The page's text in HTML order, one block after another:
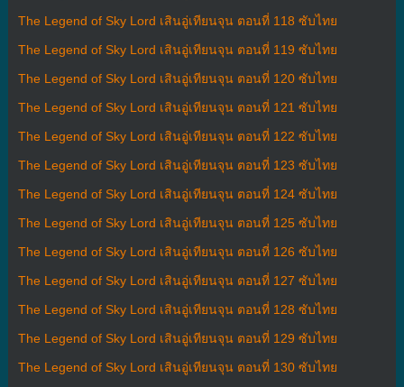
The Legend of Sky Lord เสินอู่เทียนจุน ตอนที่ 118 ซับไทย
The Legend of Sky Lord เสินอู่เทียนจุน ตอนที่ 119 ซับไทย
The Legend of Sky Lord เสินอู่เทียนจุน ตอนที่ 120 ซับไทย
The Legend of Sky Lord เสินอู่เทียนจุน ตอนที่ 121 ซับไทย
The Legend of Sky Lord เสินอู่เทียนจุน ตอนที่ 122 ซับไทย
The Legend of Sky Lord เสินอู่เทียนจุน ตอนที่ 123 ซับไทย
The Legend of Sky Lord เสินอู่เทียนจุน ตอนที่ 124 ซับไทย
The Legend of Sky Lord เสินอู่เทียนจุน ตอนที่ 125 ซับไทย
The Legend of Sky Lord เสินอู่เทียนจุน ตอนที่ 126 ซับไทย
The Legend of Sky Lord เสินอู่เทียนจุน ตอนที่ 127 ซับไทย
The Legend of Sky Lord เสินอู่เทียนจุน ตอนที่ 128 ซับไทย
The Legend of Sky Lord เสินอู่เทียนจุน ตอนที่ 129 ซับไทย
The Legend of Sky Lord เสินอู่เทียนจุน ตอนที่ 130 ซับไทย